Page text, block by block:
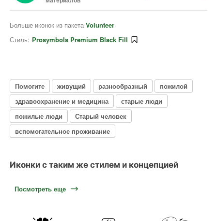
Больше иконок из пакета Volunteer
Стиль: Prosymbols Premium Black Fill
Помогите живущий разнообразный
пожилой
здравоохранение и медицина
старые люди
пожилые люди
Старый человек
вспомогательное проживание
Иконки с таким же стилем и концепцией
Посмотреть еще